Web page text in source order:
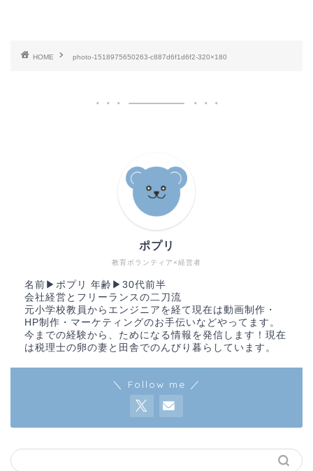
HOME photo-1518975650263-c887d6f1d6f2-320×180
教育ボランティア×経営者
ポプリ
名前▶︎ポプリ 年齢▶︎30代前半
会社経営とフリーランスの二刀流
元小学校教員からエンジニアを経て現在は動画制作・
HP制作・マーケティングのお手伝いなどやってます。
今までの経験から、ためになる情報を発信します！現在
は税理士の卵の妻と田舎でのんびり暮らしています。
＼ Follow me ／